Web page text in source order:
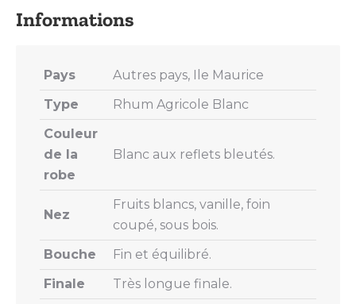
Pays
Autres pays, Ile Maurice
Type
Rhum Agricole Blanc
Couleur
de la
robe
Blanc aux reflets bleutés.
Nez
Fruits blancs, vanille, foin
coupé, sous bois.
Bouche
Fin et équilibré.
Finale
Très longue finale.